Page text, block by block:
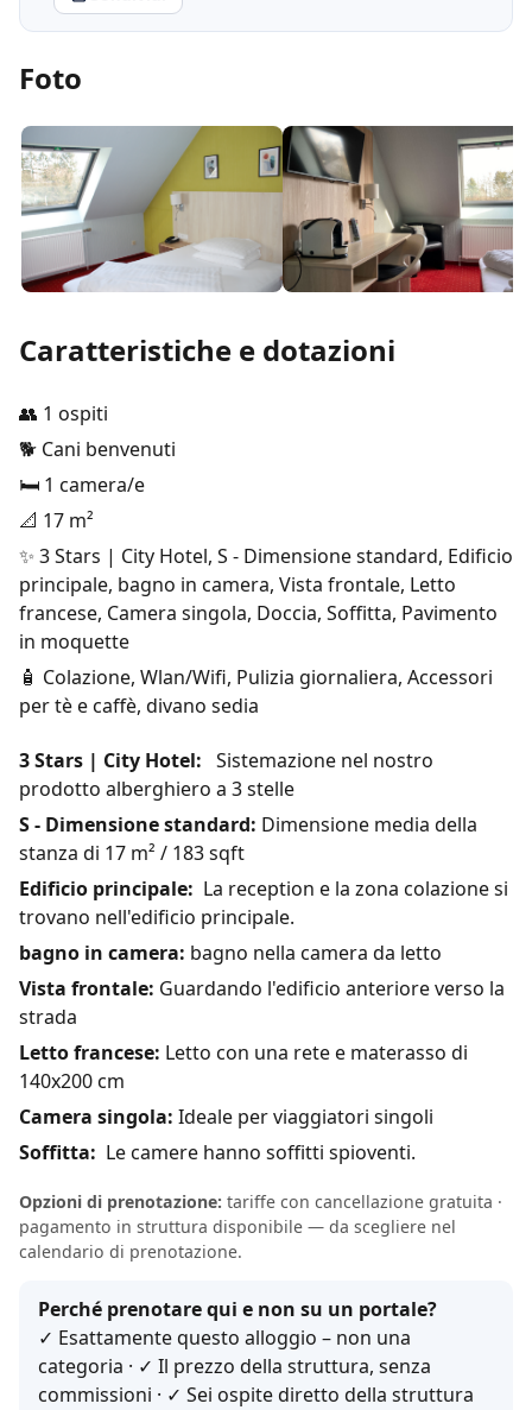
Foto
Caratteristiche e dotazioni
👥 1 ospiti
🐕 Cani benvenuti
🛏️ 1 camera/e
📐 17 m²
✨ 3 Stars | City Hotel, S - Dimensione standard, Edificio
principale, bagno in camera, Vista frontale, Letto
francese, Camera singola, Doccia, Soffitta, Pavimento
in moquette
🧴 Colazione, Wlan/Wifi, Pulizia giornaliera, Accessori
per tè e caffè, divano sedia
3 Stars | City Hotel: Sistemazione nel nostro
prodotto alberghiero a 3 stelle
S - Dimensione standard: Dimensione media della
stanza di 17 m² / 183 sqft
Edificio principale: La reception e la zona colazione si
trovano nell'edificio principale.
bagno in camera: bagno nella camera da letto
Vista frontale: Guardando l'edificio anteriore verso la
strada
Letto francese: Letto con una rete e materasso di
140x200 cm
Camera singola: Ideale per viaggiatori singoli
Soffitta: Le camere hanno soffitti spioventi.
Opzioni di prenotazione: tariffe con cancellazione gratuita ·
pagamento in struttura disponibile — da scegliere nel
calendario di prenotazione.
Perché prenotare qui e non su un portale?
✓ Esattamente questo alloggio – non una
categoria · ✓ Il prezzo della struttura, senza
commissioni · ✓ Sei ospite diretto della struttura